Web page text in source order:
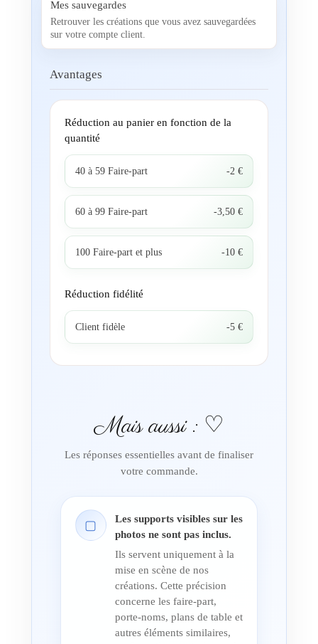
Mes sauvegardes
Retrouver les créations que vous avez sauvegardées
sur votre compte client.
Avantages
Réduction au panier en fonction de la
quantité
40 à 59 Faire-part -2 €
60 à 99 Faire-part -3,50 €
100 Faire-part et plus -10 €
Réduction fidélité
Client fidèle -5 €
Mais aussi : ♡
Les réponses essentielles avant de finaliser
votre commande.
▢
Les supports visibles sur les
photos ne sont pas inclus.
Ils servent uniquement à la
mise en scène de nos
créations. Cette précision
concerne les faire-part,
porte-noms, plans de table et
autres éléments similaires,